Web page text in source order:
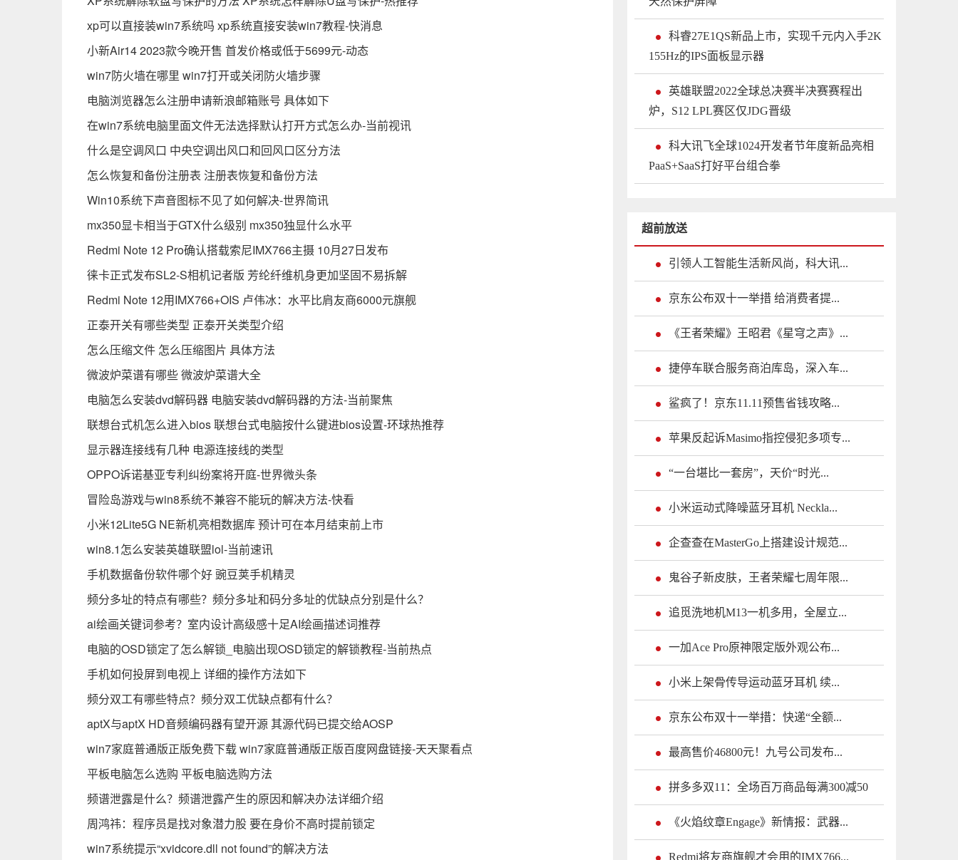
xp可以直接装win7系统吗 xp系统直接安装win7教程-快消息
小新Air14 2023款今晚开售 首发价格或低于5699元-动态
win7防火墙在哪里 win7打开或关闭防火墙步骤
电脑浏览器怎么注册申请新浪邮箱账号 具体如下
在win7系统电脑里面文件无法选择默认打开方式怎么办-当前视讯
什么是空调风口 中央空调出风口和回风口区分方法
怎么恢复和备份注册表 注册表恢复和备份方法
Win10系统下声音图标不见了如何解决-世界简讯
mx350显卡相当于GTX什么级别 mx350独显什么水平
Redmi Note 12 Pro确认搭载索尼IMX766主摄 10月27日发布
徕卡正式发布SL2-S相机记者版 芳纶纤维机身更加坚固不易拆解
Redmi Note 12用IMX766+OIS 卢伟冰：水平比肩友商6000元旗舰
正泰开关有哪些类型 正泰开关类型介绍
怎么压缩文件 怎么压缩图片 具体方法
微波炉菜谱有哪些 微波炉菜谱大全
电脑怎么安装dvd解码器 电脑安装dvd解码器的方法-当前聚焦
联想台式机怎么进入bios 联想台式电脑按什么键进bios设置-环球热推荐
显示器连接线有几种 电源连接线的类型
OPPO诉诺基亚专利纠纷案将开庭-世界微头条
冒险岛游戏与win8系统不兼容不能玩的解决方法-快看
小米12Lite5G NE新机亮相数据库 预计可在本月结束前上市
win8.1怎么安装英雄联盟lol-当前速讯
手机数据备份软件哪个好 豌豆荚手机精灵
频分多址的特点有哪些？频分多址和码分多址的优缺点分别是什么？
ai绘画关键词参考？室内设计高级感十足AI绘画描述词推荐
电脑的OSD锁定了怎么解锁_电脑出现OSD锁定的解锁教程-当前热点
手机如何投屏到电视上 详细的操作方法如下
频分双工有哪些特点？频分双工优缺点都有什么？
aptX与aptX HD音频编码器有望开源 其源代码已提交给AOSP
win7家庭普通版正版免费下载 win7家庭普通版正版百度网盘链接-天天聚看点
平板电脑怎么选购 平板电脑选购方法
频谱泄露是什么？频谱泄露产生的原因和解决办法详细介绍
周鸿祎：程序员是找对象潜力股 要在身价不高时提前锁定
win7系统提示“xvidcore.dll not found”的解决方法
科睿27E1QS新品上市，实现千元内入手2K
155Hz的IPS面板显示器
英雄联盟2022全球总决赛半决赛赛程出
炉，S12 LPL赛区仅JDG晋级
科大讯飞全球1024开发者节年度新品亮相
PaaS+SaaS打好平台组合拳
超前放送
引领人工智能生活新风尚，科大讯...
京东公布双十一举措 给消费者提...
《王者荣耀》王昭君《星穹之声》...
捷停车联合服务商泊库岛，深入车...
鲨疯了！京东11.11预售省钱攻略...
苹果反起诉Masimo指控侵犯多项专...
“一台堪比一套房”，天价“时光...
小米运动式降噪蓝牙耳机 Neckla...
企查查在MasterGo上搭建设计规范...
鬼谷子新皮肤，王者荣耀七周年限...
追觅洗地机M13一机多用，全屋立...
一加Ace Pro原神限定版外观公布...
小米上架骨传导运动蓝牙耳机 续...
京东公布双十一举措：快递“全额...
最高售价46800元！九号公司发布...
拼多多双11：全场百万商品每满300减50
《火焰纹章Engage》新情报：武器...
Redmi将友商旗舰才会用的IMX766...